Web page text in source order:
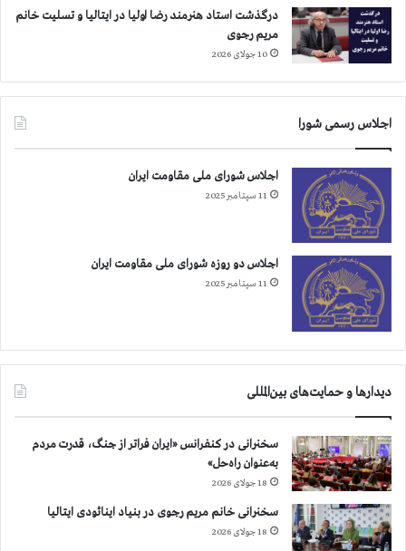
درگذشت استاد هنرمند رضا اولیا در ایتالیا و تسلیت خانم
مریم رجوی
10 جولای 2026
اجلاس رسمی شورا
اجلاس شورای ملی مقاومت ایران
11 سپتامبر 2025
اجلاس دو روزه شورای ملی مقاومت ایران
11 سپتامبر 2025
دیدارها و حمایت‌های بین‌المللی
سخنرانی در کنفرانس «ایران فراتر از جنگ، قدرت مردم
به‌عنوان راه‌حل»
18 جولای 2026
سخنرانی خانم مریم رجوی در بنیاد اینائودی ایتالیا
18 جولای 2026